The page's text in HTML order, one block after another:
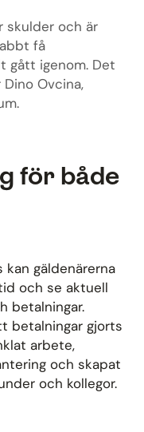
skulder och är
få
gått igenom. Det
Ovcina,
för både
kan gäldenärerna
och se aktuell
betalningar.
betalningar gjorts
arbete,
och skapat
och kollegor.